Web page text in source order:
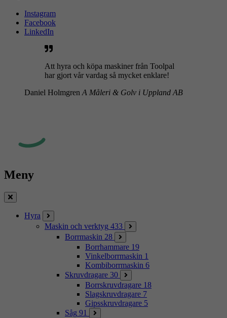
Instagram
Facebook
LinkedIn
Att hyra och köpa maskiner från Toolpal
har gjort vår vardag så mycket enklare!
Daniel Holmgren A Måleri & Golv i Uppland AB
Meny
Stäng
Hyra
Maskin och verktyg 433
Borrmaskin 28
Borrhammare 19
Vinkelborrmaskin 1
Kombiborrmaskin 6
Skruvdragare 30
Borrskruvdragare 18
Slagskruvdragare 7
Gipsskruvdragare 5
Såg 91